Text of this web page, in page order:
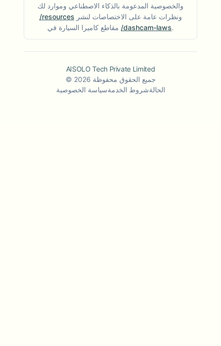
والخصوصية المدعومة بالذكاء الاصطناعي وموارد لك
/resources ونظرات عامة على الاختصاصات لنشر
مقاطع كاميرا السيارة في /dashcam-laws.
AISOLO Tech Private Limited
© 2026 جميع الحقوق محفوظة
سياسة الخصوصيةشروط الخدمةالحالة